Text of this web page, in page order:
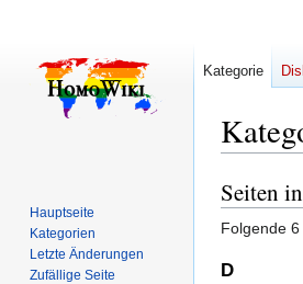
Zur
Navigation
springen
Zur
Suche
springen
Seiten
Folgende
D
Kategorie
Hauptseite
Kategorien
Letzte Änderungen
Zufällige Seite